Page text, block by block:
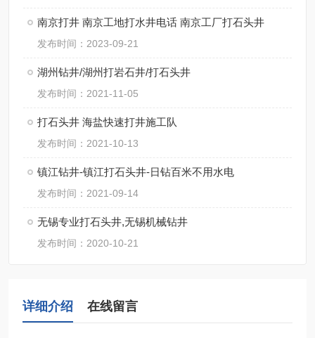
南京打井 南京工地打水井电话 南京工厂打石头井
发布时间：2023-09-21
湖州钻井/湖州打岩石井/打石头井
发布时间：2021-11-05
打石头井 海盐快速打井施工队
发布时间：2021-10-13
镇江钻井-镇江打石头井-日钻百米不用水电
发布时间：2021-09-14
无锡专业打石头井,无锡机械钻井
发布时间：2020-10-21
详细介绍 在线留言